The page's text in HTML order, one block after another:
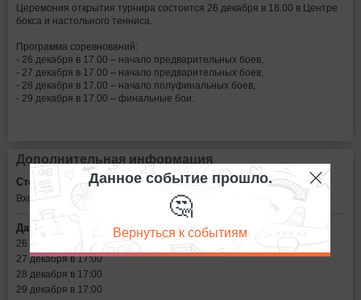
Церемония открытия турнира состоится 26 декабря в 18.00 в Центре
бокса и настольного тенниса.
Программа соревнований:
- 26 декабря в 17.00 – начало предварительных боев,
- 27 декабря в 17.00 – начало предварительных боев,
- 28 декабря в 17.00 – начало полуфинальных боев,
- 29 декабря в 17.00 – финальные бои.
Дополнительная информация
Стоимость билетов:
Вход свободный
Дата:
26 декабря в 17:00
27 декабря в 17:00
28 декабря в 17:00
29 декабря в 17:00
Данное событие прошло.
🤔
Вернуться к событиям